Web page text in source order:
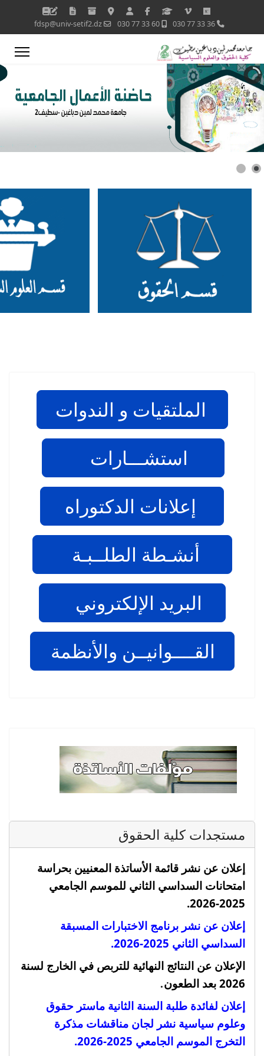
36 33 77 030
60 33 77 030
fdsp@univ-setif2.dz
الملتقيات و الندوات
استشـــارات
إعلانات الدكتوراه
أنشـطة الطلــبـة
البريد الإلكتروني
القــــوانيــن والأنظمة
مستجدات كلية الحقوق
إعلان عن نشر قائمة الأساتذة المعنيين بحراسة
امتحانات السداسي الثاني للموسم الجامعي
2025-2026.
إعلان عن نشر برنامج الاختبارات المسبقة
السداسي الثاني 2025-2026.
الإعلان عن النتائج النهائية للتربص في الخارج لسنة
2026 بعد الطعون
.
إعلان لفائدة طلبة السنة الثانية ماستر حقوق
وعلوم سياسية نشر لجان مناقشات مذكرة
التخرج الموسم الجامعي 2025-2026
.